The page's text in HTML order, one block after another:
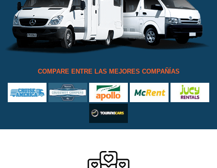
COMPARE ENTRE LAS MEJORES COMPAÑÍAS